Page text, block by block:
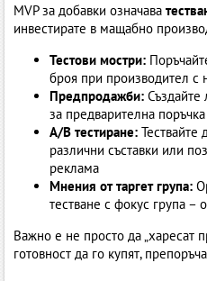
MVP за добавки означава
инвестирате в мащабно
Тестови мостри:
броя при производител с
Предпродажби: Създайте
за предварителна
A/B тестиране: Тествайте
различни съставки или
реклама
Мнения от таргет група:
тестване с фокус група –
Важно е не просто да „харесат
готовност да го купят,